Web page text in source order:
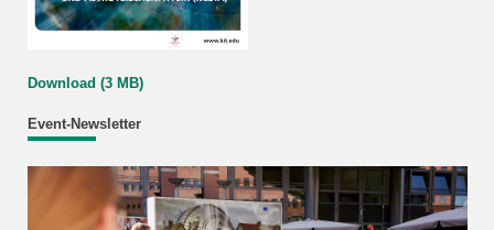
Download (3 MB)
Event-Newsletter